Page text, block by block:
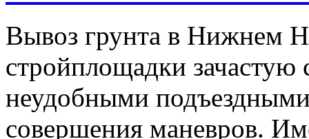
Вывоз грунта в Нижнем
стройплощадки зачастую
неудобными
совершения маневров.